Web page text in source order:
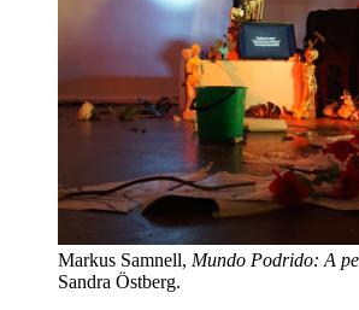
Markus Samnell, Mundo Podrido: A
Sandra Östberg.